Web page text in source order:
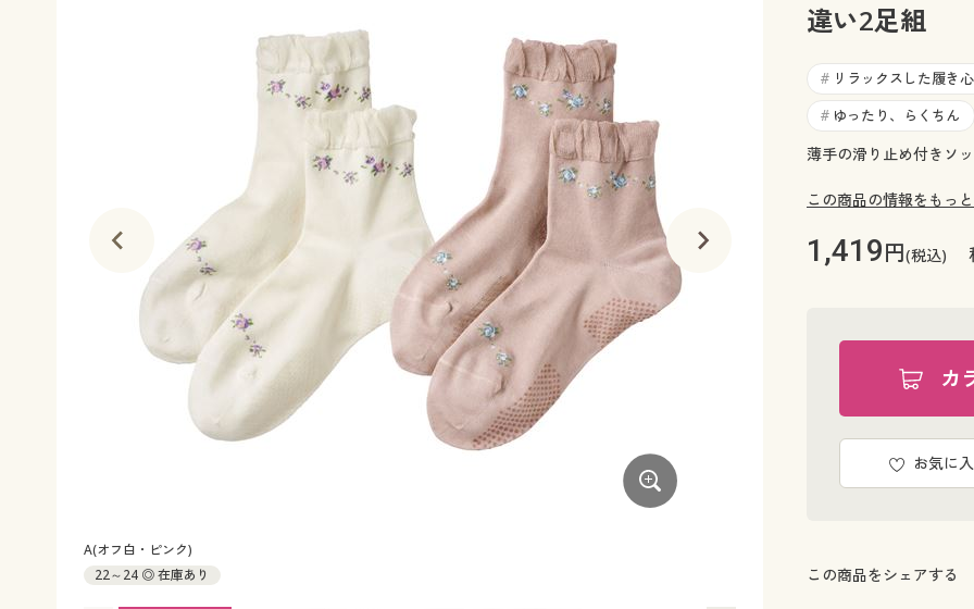
カーテン・ラグ・ファブリック
A(オフ白・ピンク)
22～24 ◎ 在庫あり
薄手で軽やかなゆったり感のある履き
違い2足組
# リラックスした履き
# ゆったり、らくちん
薄手の滑り止め付きソ
この商品の情報をもっ
1,419円(税込)
カ
お気に
この商品をシェアする